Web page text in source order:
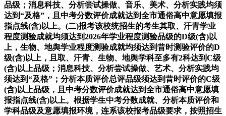
品级；消息科技、分析尝试操做、音乐、美术、分析实践均须
达到“及格”，且中考分数评价成就达到全市通俗高中意愿填报
指点线(含)以上。(二)报考该校统招生的考生其取、汗青学业
程度测验成就均须达到2026年学业程度测验品级的D级(含)以
上，生物、地舆学业程度测验成就均须达到昔时测验评价的D
级(含)以上，且取、汗青、生物、地舆学科至多有2科达到C级
(含)以上品级；消息科技、分析尝试操做、艺术、分析实践均
须达到“及格”；分析本质评价总评品级须达到昔时评价的C级
(含)以上品级，且中考分数评价成就达到全市通俗高中意愿填
报指点线(含)以上。根据学生中考分数成就、分析本质评价和
学科品级及意愿填报环境，连系该校报考品级要求，按照招生